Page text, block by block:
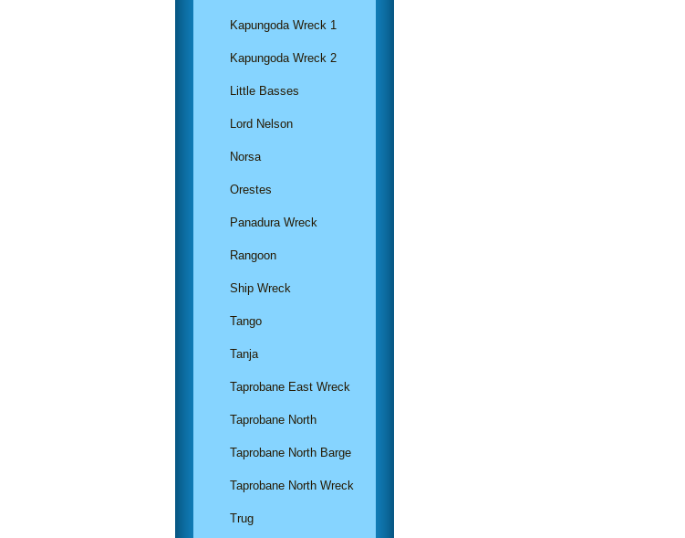
Kapungoda Wreck 1
Kapungoda Wreck 2
Little Basses
Lord Nelson
Norsa
Orestes
Panadura Wreck
Rangoon
Ship Wreck
Tango
Tanja
Taprobane East Wreck
Taprobane North
Taprobane North Barge
Taprobane North Wreck
Trug